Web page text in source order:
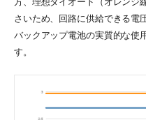
さいため、回路に供給できる電
バックアップ電池の実質的な使
す。